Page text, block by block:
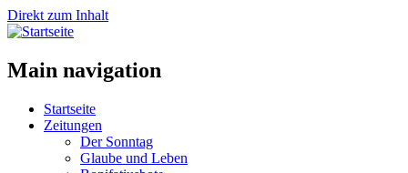
Direkt zum Inhalt
Main navigation
Startseite
Zeitungen
Der Sonntag
Glaube und Leben